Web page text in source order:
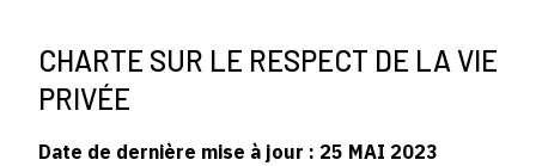
CHARTE SUR LE RESPECT DE LA VIE
PRIVÉE
Date de dernière mise à jour : 25 MAI 2023